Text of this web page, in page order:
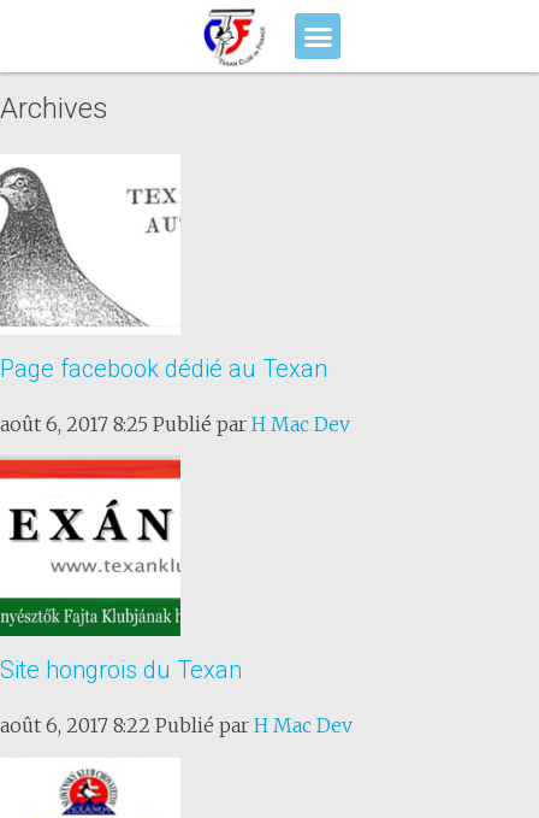
Archives
Page facebook dédié au Texan
août 6, 2017 8:25 Publié par H Mac Dev
Site hongrois du Texan
août 6, 2017 8:22 Publié par H Mac Dev